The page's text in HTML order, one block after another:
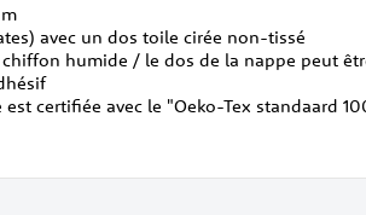
avec un dos toile cirée non-tissé
humide / le dos de la nappe peut
certifiée avec le "Oeko-Tex standaard